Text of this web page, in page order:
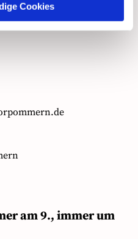
Cookies
am 9., immer um